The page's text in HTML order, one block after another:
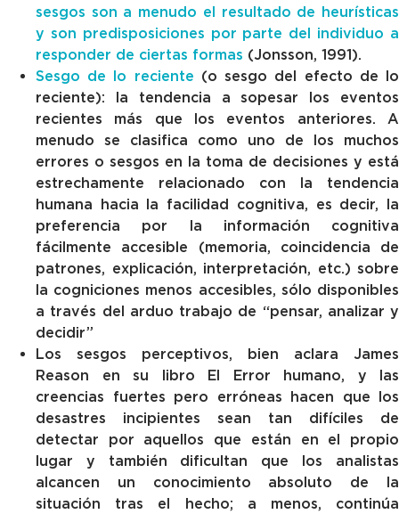
sesgos son a menudo el resultado de heurísticas
y son predisposiciones por parte del individuo a
responder de ciertas formas (Jonsson, 1991).
Sesgo de lo reciente (o sesgo del efecto de lo
reciente): la tendencia a sopesar los eventos
recientes más que los eventos anteriores. A
menudo se clasifica como uno de los muchos
errores o sesgos en la toma de decisiones y está
estrechamente relacionado con la tendencia
humana hacia la facilidad cognitiva, es decir, la
preferencia por la información cognitiva
fácilmente accesible (memoria, coincidencia de
patrones, explicación, interpretación, etc.) sobre
la cogniciones menos accesibles, sólo disponibles
a través del arduo trabajo de “pensar, analizar y
decidir”
Los sesgos perceptivos, bien aclara James
Reason en su libro El Error humano, y las
creencias fuertes pero erróneas hacen que los
desastres incipientes sean tan difíciles de
detectar por aquellos que están en el propio
lugar y también dificultan que los analistas
alcancen un conocimiento absoluto de la
situación tras el hecho; a menos, continúa